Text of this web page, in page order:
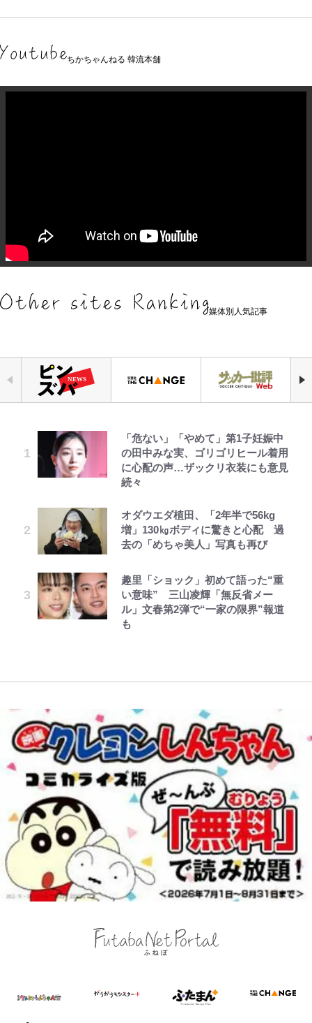
ちかちゃんねる 韓流本舗
媒体別人気記事
「危ない」「やめて」第1子妊娠中
の田中みな実、ゴリゴリヒール着用
に心配の声…ザックリ衣装にも意見
続々
オダウエダ植田、「2年半で56kg
増」130㎏ボディに驚きと心配 過
去の「めちゃ美人」写真も再び
趣里「ショック」初めて語った“重
い意味” 三山凌輝「無反省メー
ル」文春第2弾で“一家の限界”報道
も
元衆院議員・山尾志桜里が語る誹謗
中傷動画…「計り知れない」切り抜
き落選運動の影響と今語る「保育園
落ちた日本死ね」
誹謗中傷も「『そうせざるを得ない
事情』がある」…山尾志桜里が
SNSのバッシングにも向き合う理
武田久美子が語る23年ぶり写真集
の裏側…57歳の妥協なき美ボディ
と「貝殻水着」を超える伝説の衣装
｢お土産最高すぎ笑｣｢どうやって入
手？｣ブライトン帰還の三笘薫、同
僚に“ポケカ”をプレゼント！｢薫の
笑顔見れてよかった｣｢大喜びのリ
W杯クオーター制への大反発か、
FIFA会長を追い詰めた｢欧州のボイ
の野望と2度のオウンゴール、来年
3月の会長選】(3)
｢モデルやってる｣｢かっけぇ｣三笘
て…｣
公式-婚約破棄されたのでお掃除メ
イドになったら笑わない貴公子様に
溺愛されました 第27話(3)
るのに疲れました ~便利屋扱いする
国は捨て“白魔導士”となり旅に出
る~ 第12話(1)
公式-最強宮廷指南役のおっさん、
追放された僻地で無双する~幻とな
った種族の美少女たちを育てて辺境
を開拓~ 第23話(3)
浅草は日本の心だゾ
空の轍と大地の雲と 第1回
著
ファミマと『VIVANT』第2シーズ
ンのコラボがスタート！ “別班饅
頭”や限定グッズ登場にファン感激
「これは買うしかない！」
『ONE PIECE』今後の展開に絡ん
できそうな「意味深な表紙連載」
「神」エネルの月での展開に、元王
南や和也だけじゃない！『タッチ』
上杉達也の才能を「いち早く見出し
た人物たち」
荒々しい「火山帯」の一端にいるこ
とを体感！ 登頂約10分でも大迫力
「吾妻小富士」火口を1周する「1
時間半ハイキング」パノラマ絶景レ
アユは「怒らせて掛ける」魚だっ
た！ ルアーを追わせて釣りあげる
おもしろさを知る
やってはいけない！「キャンプツー
リング」での「NGパッキング」7